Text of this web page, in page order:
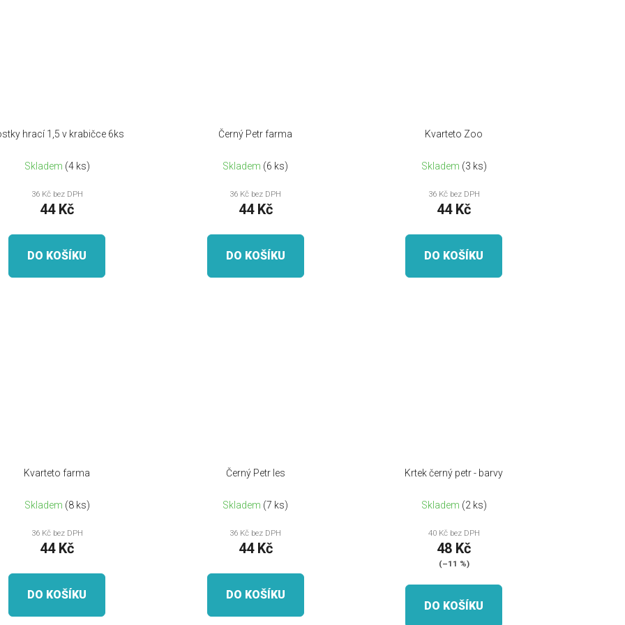
hrací 1,5 v krabičce 6ks
Skladem (4 ks)
36 Kč bez DPH
44 Kč
DO KOŠÍKU
Černý Petr farma
Skladem (6 ks)
36 Kč bez DPH
44 Kč
DO KOŠÍKU
Kvarteto Zoo
Skladem (3 ks)
36 Kč bez DPH
44 Kč
DO KOŠÍKU
Kvarteto farma
Skladem (8 ks)
36 Kč bez DPH
44 Kč
DO KOŠÍKU
Černý Petr les
Skladem (7 ks)
36 Kč bez DPH
44 Kč
DO KOŠÍKU
Krtek černý petr - barvy
Skladem (2 ks)
40 Kč bez DPH
48 Kč
(–11 %)
DO KOŠÍKU